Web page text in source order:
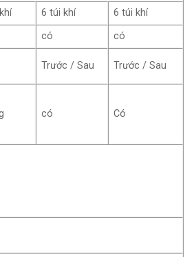
6 túi khí
6 túi khí
có
có
Trước / Sau Trước / Sau
có Có